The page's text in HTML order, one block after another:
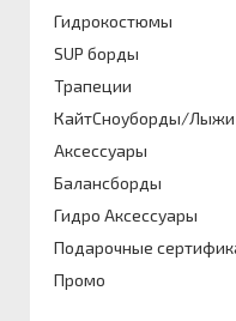
Гидрокостюмы
SUP борды
Трапеции
КайтСноуборды/Лыжи
Аксессуары
Балансборды
Гидро Аксессуары
Подарочные
Промо